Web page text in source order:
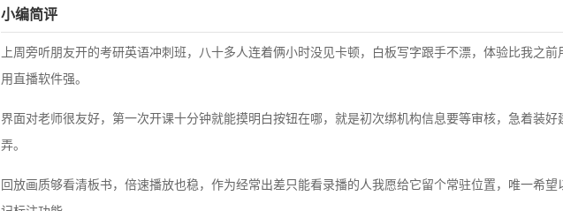
小编简评
上周旁听朋友开的考研英语冲刺班，八十多人连着俩小时没见卡顿，白板写字跟手不漂，体验比我之前
用直播软件强。
界面对老师很友好，第一次开课十分钟就能摸明白按钮在哪，就是初次绑机构信息要等审核，急着装好
弄。
回放画质够看清板书，倍速播放也稳，作为经常出差只能看录播的人我愿给它留个常驻位置，唯一希望